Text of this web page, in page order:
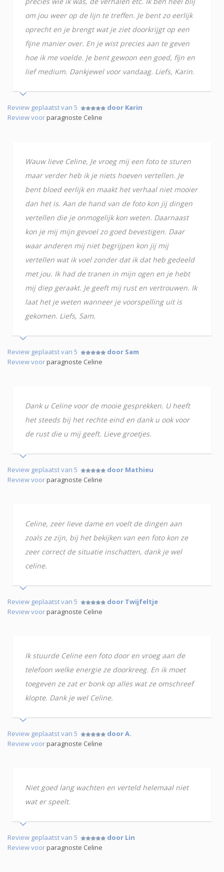
om jou weer op de lijn te treffen. Je bent zo eerlijk
oprecht en je brengt wat je ziet doorkrijgt op een
fijne manier over. En je wist precies aan te geven
hoe ik me voelde. Je bent gewoon een goed, fijn en
lief medium. Dankjewel voor vandaag. Liefs, Karin.
Review geplaatst van 5
door Karin
Review voorparagnoste Celine
Wauw lieve Celine, Je vroeg mij een foto te sturen
maar verder heb ik je niets hoeven vertellen. Je
bent bloed eerlijk en maakt het verhaal niet mooier
dan het is. Aan de hand van de foto kon jij dingen
vertellen die je onmogelijk kon weten. Daarnaast
kon je mij mijn gevoel zo goed bevestigen. Daar
waar anderen mij niet begrijpen kon jij mij
vertellen wat ik voel zonder dat ik dat heb gedeeld
met jou. Ik had de tranen in mijn ogen en je hebt
mij diep geraakt. Je geeft mij rust en vertrouwen. Ik
laat het je weten wanneer je voorspelling uit is
gekomen. Liefs, Sam.
Review geplaatst van 5
door Sam
Review voorparagnoste Celine
Dank u Celine voor de mooie gesprekken. U heeft
het steeds bij het rechte eind en dank u ook voor
de rust die u mij geeft. Lieve groetjes.
Review geplaatst van 5
door Mathieu
Review voorparagnoste Celine
Celine, zeer lieve dame en voelt de dingen aan
zoals ze zijn, bij het bekijken van een foto kon ze
zeer correct de situatie inschatten, dank je wel
celine.
Review geplaatst van 5
door Twijfeltje
Review voorparagnoste Celine
Ik stuurde Celine een foto door en vroeg aan de
telefoon welke energie ze doorkreeg. En ik moet
toegeven ze zat er bonk op alles wat ze omschreef
klopte. Dank je wel Celine.
Review geplaatst van 5
door A.
Review voorparagnoste Celine
Niet goed lang wachten en verteld helemaal niet
wat er speelt.
Review geplaatst van 5
door Lin
Review voorparagnoste Celine